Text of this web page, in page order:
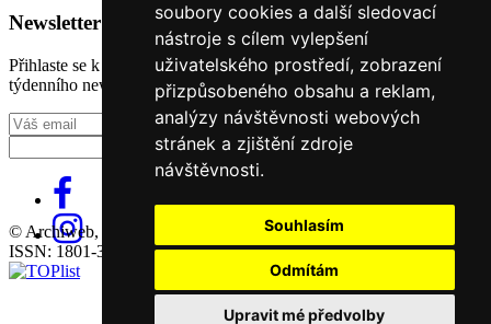
soubory cookies a další sledovací
nástroje s cílem vylepšení
uživatelského prostředí, zobrazení
přizpůsobeného obsahu a reklam,
analýzy návštěvnosti webových
stránek a zjištění zdroje
návštěvnosti.
Souhlasím
Odmítám
Upravit mé předvolby
Newsletter
Přihlaste se k odběru našeho pravidelného
týdenního newsletteru:
Fill in „nospam“
© Archiweb, s.r.o. 1997-2026
ISSN: 1801-3902